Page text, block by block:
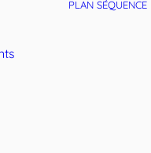
PLAN SÉQUENCE